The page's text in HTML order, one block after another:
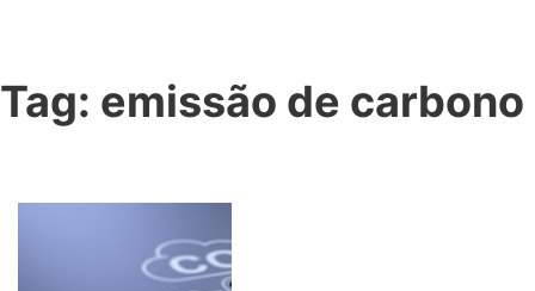
Tag: emissão de carbono